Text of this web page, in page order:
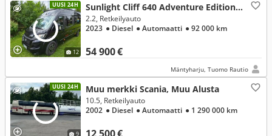
UUSI 24H
12
Sunlight Cliff 640 Adventure Edition, Fiat
54 900 €
2.2, Retkeilyauto
2023 ● Diesel ● Automaatti ● 92 000 km
Mäntyharju, Tuomo Rautio
UUSI 24H
9
Muu merkki Scania, Muu Alusta
10.5, Retkeilyauto
2002 ● Diesel ● Automaatti ● 1 290 000 km